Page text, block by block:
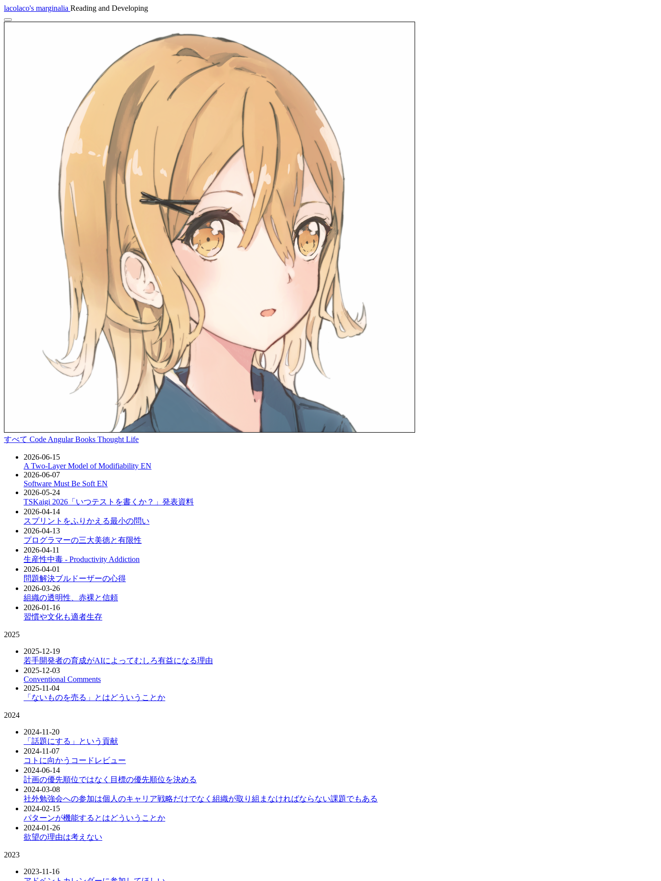
lacolaco's marginalia Reading and Developing
すべて Code AngularBooks Thought Life
2026-06-15
A Two-Layer Model of Modifiability EN
2026-06-07
Software Must Be Soft EN
2026-05-24
TSKaigi 2026「いつテストを書くか？」発表資料
2026-04-14
スプリントをふりかえる最小の問い
2026-04-13
プログラマーの三大美徳と有限性
2026-04-11
生産性中毒 - Productivity Addiction
2026-04-01
問題解決ブルドーザーの心得
2026-03-26
組織の透明性、赤裸と信頼
2026-01-16
習慣や文化も適者生存
2025
2025-12-19
若手開発者の育成がAIによってむしろ有益になる理由
2025-12-03
Conventional Comments
2025-11-04
「ないものを売る」とはどういうことか
2024
2024-11-20
「話題にする」という貢献
2024-11-07
コトに向かうコードレビュー
2024-06-14
計画の優先順位ではなく目標の優先順位を決める
2024-03-08
社外勉強会への参加は個人のキャリア戦略だけでなく組織が取り組まなければならない課題でもある
2024-02-15
パターンが機能するとはどういうことか
2024-01-26
欲望の理由は考えない
2023
2023-11-16